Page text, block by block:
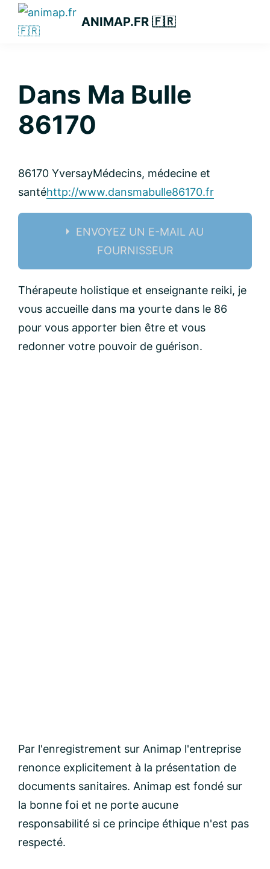
Passer
principale
Passer
Passer
latérale
principale
ANIMAP.FR 🇫🇷
Dans Ma Bulle
86170
86170 YversayMédecins, médecine et
santéhttp://www.dansmabulle86170.fr
ENVOYEZ UN E-MAIL AU
FOURNISSEUR
Nom:
email:
Thérapeute holistique et enseignante reiki, je
vous accueille dans ma yourte dans le 86
pour vous apporter bien être et vous
redonner votre pouvoir de guérison.
Par l'enregistrement sur Animap l'entreprise
renonce explicitement à la présentation de
documents sanitaires. Animap est fondé sur
la bonne foi et ne porte aucune
responsabilité si ce principe éthique n'est pas
respecté.